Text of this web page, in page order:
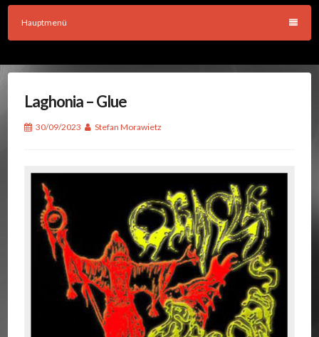
Hauptmenü
Laghonia – Glue
30/09/2023 Stefan Morawietz